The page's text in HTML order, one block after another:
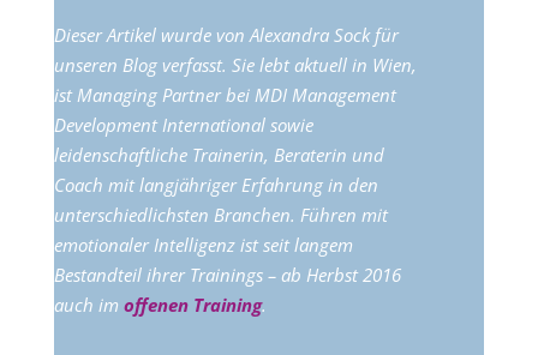
Dieser Artikel wurde von Alexandra Sock für
unseren Blog verfasst. Sie lebt aktuell in Wien,
ist Managing Partner bei MDI Management
Development International sowie
leidenschaftliche Trainerin, Beraterin und
Coach mit langjähriger Erfahrung in den
unterschiedlichsten Branchen. Führen mit
emotionaler Intelligenz ist seit langem
Bestandteil ihrer Trainings – ab Herbst 2016
auch im offenen Training.